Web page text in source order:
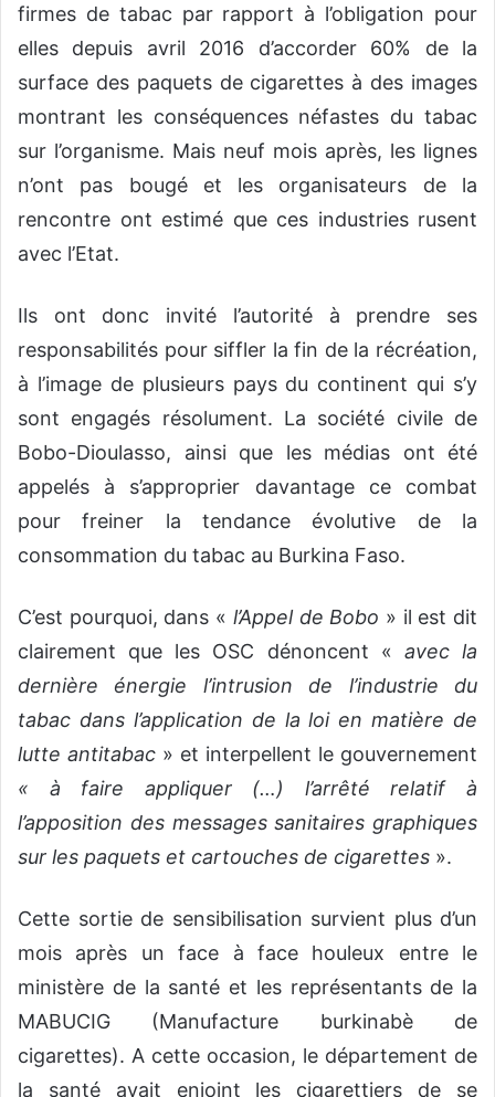
firmes de tabac par rapport à l’obligation pour
elles depuis avril 2016 d’accorder 60% de la
surface des paquets de cigarettes à des images
montrant les conséquences néfastes du tabac
sur l’organisme. Mais neuf mois après, les lignes
n’ont pas bougé et les organisateurs de la
rencontre ont estimé que ces industries rusent
avec l’Etat.
Ils ont donc invité l’autorité à prendre ses
responsabilités pour siffler la fin de la récréation,
à l’image de plusieurs pays du continent qui s’y
sont engagés résolument. La société civile de
Bobo-Dioulasso, ainsi que les médias ont été
appelés à s’approprier davantage ce combat
pour freiner la tendance évolutive de la
consommation du tabac au Burkina Faso.
C’est pourquoi, dans « l’Appel de Bobo » il est dit
clairement que les OSC dénoncent « avec la
dernière énergie l’intrusion de l’industrie du
tabac dans l’application de la loi en matière de
lutte antitabac » et interpellent le gouvernement
« à faire appliquer (…) l’arrêté relatif à
l’apposition des messages sanitaires graphiques
sur les paquets et cartouches de cigarettes ».
Cette sortie de sensibilisation survient plus d’un
mois après un face à face houleux entre le
ministère de la santé et les représentants de la
MABUCIG (Manufacture burkinabè de
cigarettes). A cette occasion, le département de
la santé avait enjoint les cigarettiers de se